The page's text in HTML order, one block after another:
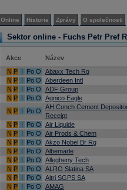
Online Historie Zprávy O společnosti
Sektor online - Fuchs Petr Pref
Akce
Název
N P I Po O
Abaxx Tech Rg
N P I Po O
Aberdeen Intl
N P I Po O
ADF Group
N P I Po O
Agnico Eagle
N P I Po O
AH Conch Cement
Receipt
N P I Po O
Air Liquide
N P I Po O
Air Prods & Chem
N P I Po O
Akzo Nobel Br Rg
N P I Po O
Albemarle
N P I Po O
Allegheny Tech
N P I Po O
ALRO Slatina SA
N P I Po O
Altri SGPS SA
N P I Po O
AMAG